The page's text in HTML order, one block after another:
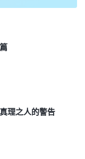
理之人的警告